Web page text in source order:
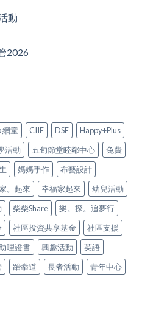
動
2026
網童 CIIF DSE
Happy+Plus
活動 五旬節堂睦鄰中心
免費
媽媽手作
布藝設計
。起來 幸福家起來
幼兒活動
柴柴Share
樂。探。追夢行
社區投資共享基金
社區支援
理證書 興趣活動
英語
跆拳道 長者活動 青年中心